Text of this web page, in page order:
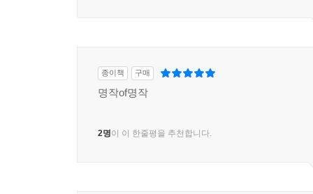
종이책 구매
명작of명작
2명이 이 한줄평을 추천합니다.